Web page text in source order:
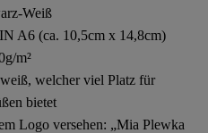
Weiß
A6 (ca. 10,5cm x 14,8cm)
m²
welcher viel Platz für
bietet
Logo versehen: „Mia Plewka